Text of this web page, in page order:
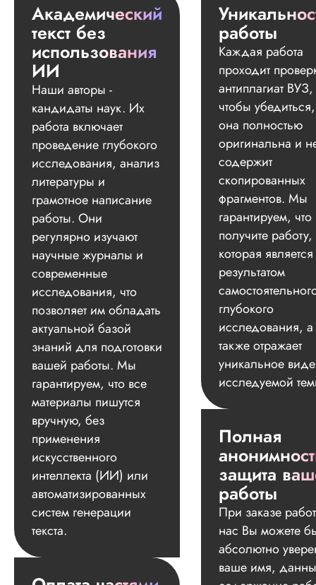
Академический
текст без
использования
ИИ
Наши авторы -
кандидаты наук. Их
работа включает
проведение глубокого
исследования, анализ
литературы и
грамотное написание
работы. Они
регулярно изучают
научные журналы и
современные
исследования, что
позволяет им обладать
актуальной базой
знаний для подготовки
вашей работы. Мы
гарантируем, что все
материалы пишутся
вручную, без
применения
искусственного
интеллекта (ИИ) или
автоматизированных
систем генерации
текста.
работы
Каждая работа
проходит
антиплагиат ВУЗ,
чтобы
она полностью
оригинальна и
содержит
скопированных
фрагментов. Мы
гарантируем,
получите работу,
которая является
результатом
глубокого
исследования, а
также отражает
уникальное
исследуемой
Полная
защита
работы
При заказе
нас Вы можете
абсолютно
ваше имя,